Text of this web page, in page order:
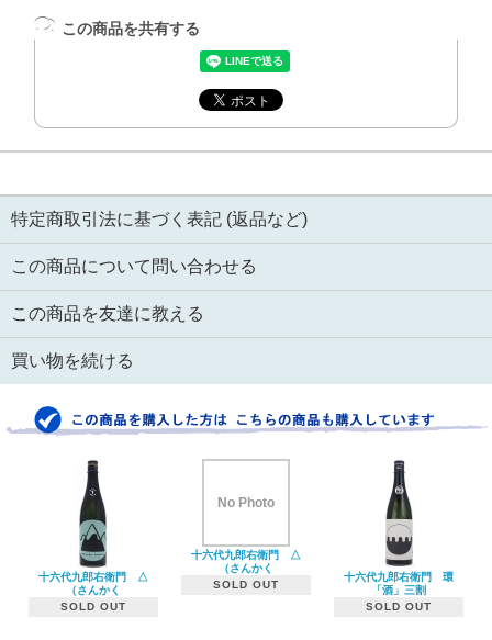
この商品を共有する
特定商取引法に基づく表記 (返品など)
この商品について問い合わせる
この商品を友達に教える
買い物を続ける
十六代九郎右衛門 △
（さんかく
SOLD OUT
No Photo
十六代九郎右衛門 △
（さんかく
SOLD OUT
十六代九郎右衛門 環
「酒」三割
SOLD OUT